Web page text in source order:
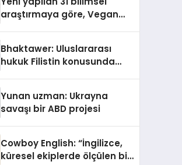
araştırmaya göre, Vegan
Sindirildiğini Ortaya Koydu
Bhaktawer: Uluslararası
hukuk Filistin konusunda
Yunan uzman: Ukrayna
savaşı bir ABD projesi
Cowboy English: “İngilizce,
küresel ekiplerde ölçülen bir